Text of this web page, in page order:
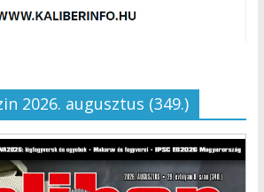
2026. augusztus (349.)